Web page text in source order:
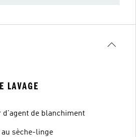
LAVAGE
d'agent de blanchiment
sèche-linge